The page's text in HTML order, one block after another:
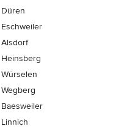
Düren
Eschweiler
Alsdorf
Heinsberg
Würselen
Wegberg
Baesweiler
Linnich